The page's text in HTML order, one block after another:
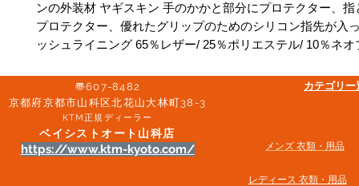
ンの外装材 ヤギスキン 手のかかと部分にプロテクター、
プロテクター、優れたグリップのためのシリコン指先が入
ッシュライニング 65％レザー/ 25％ポリエステル/ 10％ネオ
〠607-8482
京都府京都市山科区北花山大林町38-3​
KTM正規ディーラー
ベイシストオート山科店
https://www.ktm-kyoto.com/
カテゴリ
メンズ 衣類・用品
​レディース 衣類・用品